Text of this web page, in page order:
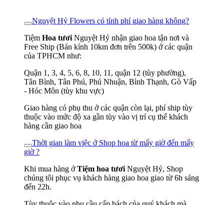
Nguyệt Hỷ Flowers có tính phí giao hàng không?
Tiệm Hoa tươi Nguyệt Hỷ nhận giao hoa tận nơi và
Free Ship (Bán kính 10km đơn trên 500k) ở các quận
của TPHCM như:
Quận 1, 3, 4, 5, 6, 8, 10, 11, quận 12 (tùy phường),
Tân Bình, Tân Phú, Phú Nhuận, Bình Thạnh, Gò Vấp
- Hóc Môn (tùy khu vực)
Giao hàng có phụ thu ở các quận còn lại, phí ship tùy
thuộc vào mức độ xa gần tùy vào vị trí cụ thể khách
hàng cần giao hoa
Thời gian làm việc ở Shop hoa từ mấy giờ đến mấy
giờ ?
Khi mua hàng ởTiệm hoa tươi Nguyệt Hỷ, Shop
chúng tôi phục vụ khách hàng giao hoa giao từ 6h sáng
đến 22h.